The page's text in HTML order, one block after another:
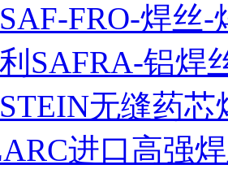
FRO-焊丝-
SAFRA-铝焊
无缝药芯
进口高强